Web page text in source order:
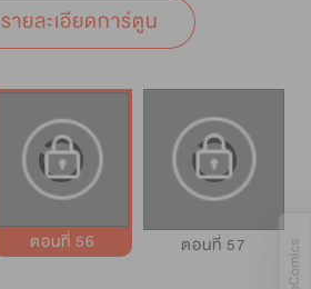
รายละเอียดการ์ตูน
ตอนที่ 56 ตอนที่ 57